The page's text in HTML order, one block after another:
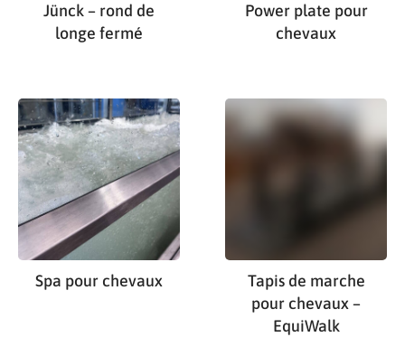
Jünck – rond de
longe fermé
Power plate pour
chevaux
Spa pour chevaux
Tapis de marche
pour chevaux –
EquiWalk